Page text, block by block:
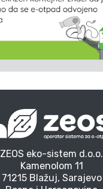
ZEOS eko-sistem d.o.o.
Kamenolom 11
71215 Blažuj, Sarajevo